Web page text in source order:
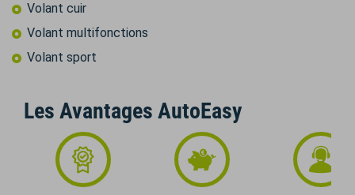
Volant cuir
Volant multifonctions
Volant sport
Les Avantages AutoEasy